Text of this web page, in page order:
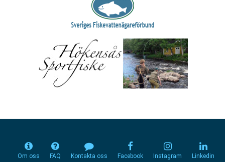
Om oss FAQ Kontakta oss Facebook Instagram Linkedin